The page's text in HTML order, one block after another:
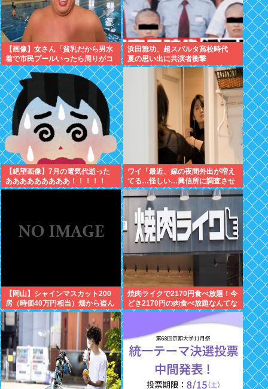
【画像】女さん「貧乳だから男水
着で市民プールいったら周りがコ
ソコソしだしてやばいwww」5万
いいね
浜田雅功、超スパルタ高校時代
夏の思い出に共演者衝撃
【絶望画像】7月の電気代逝った
あああああああああ！！！！！
ワイ「最近、嫁の夜間外出が増え
てる…怪しい…興信所に調査させ
たろ！」興信所「報告します」⇒
結果www
【岡山】シャインマスカット200
房（時価40万円相当）畑から盗ん
だ疑いで男を逮捕 ネットで販売
焼肉ライクで2170円食べ放題！今
どき2170円の肉食べ放題なんてな
いぞ！